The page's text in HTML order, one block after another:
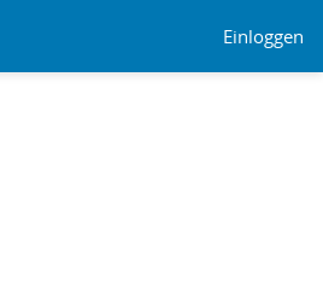
Einloggen